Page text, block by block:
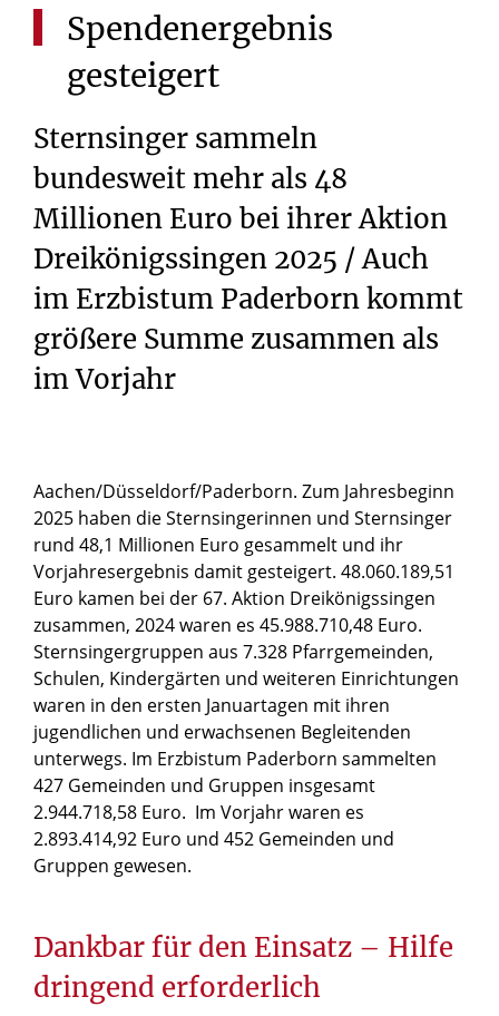
Spendenergebnis
gesteigert
Sternsinger sammeln
bundesweit mehr als 48
Millionen Euro bei ihrer Aktion
Dreikönigssingen 2025 / Auch
im Erzbistum Paderborn kommt
größere Summe zusammen als
im Vorjahr
Aachen/Düsseldorf/Paderborn. Zum Jahresbeginn
2025 haben die Sternsingerinnen und Sternsinger
rund 48,1 Millionen Euro gesammelt und ihr
Vorjahresergebnis damit gesteigert. 48.060.189,51
Euro kamen bei der 67. Aktion Dreikönigssingen
zusammen, 2024 waren es 45.988.710,48 Euro.
Sternsingergruppen aus 7.328 Pfarrgemeinden,
Schulen, Kindergärten und weiteren Einrichtungen
waren in den ersten Januartagen mit ihren
jugendlichen und erwachsenen Begleitenden
unterwegs. Im Erzbistum Paderborn sammelten
427 Gemeinden und Gruppen insgesamt
2.944.718,58 Euro. Im Vorjahr waren es
2.893.414,92 Euro und 452 Gemeinden und
Gruppen gewesen.
Dankbar für den Einsatz – Hilfe
dringend erforderlich